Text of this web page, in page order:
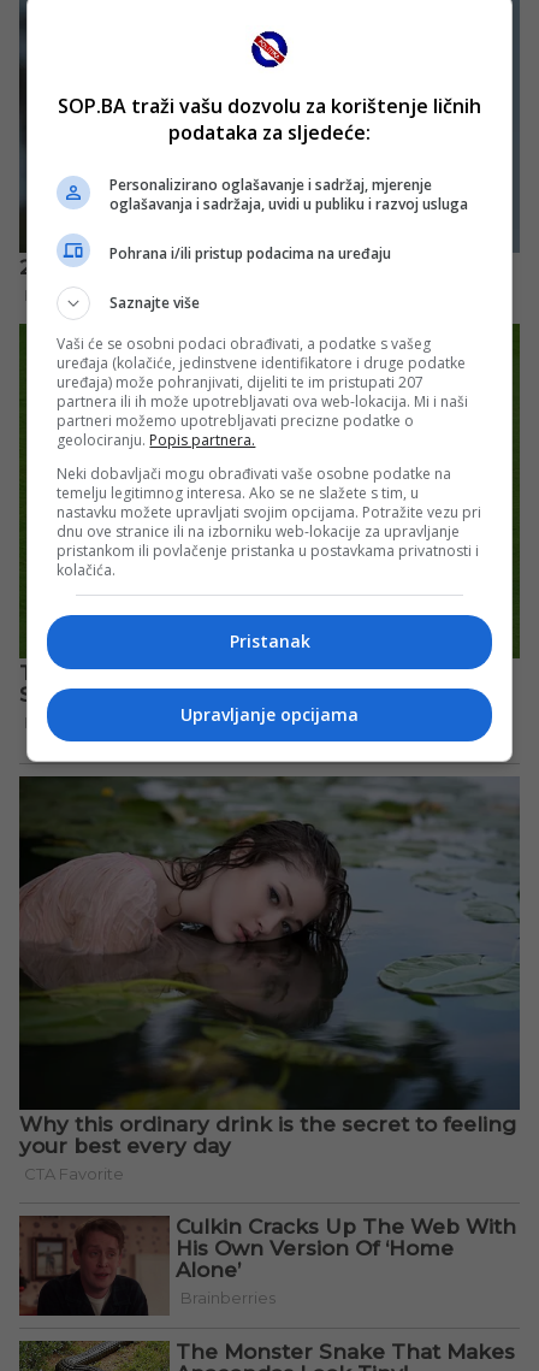
SOP.BA traži vašu dozvolu za korištenje ličnih
podataka za sljedeće:
Personalizirano oglašavanje i sadržaj, mjerenje
oglašavanja i sadržaja, uvidi u publiku i razvoj usluga
Pohrana i/ili pristup podacima na uređaju
Saznajte više
Vaši će se osobni podaci obrađivati, a podatke s vašeg
uređaja (kolačiće, jedinstvene identifikatore i druge podatke
uređaja) može pohranjivati, dijeliti te im pristupati 207
partnera ili ih može upotrebljavati ova web-lokacija. Mi i naši
partneri možemo upotrebljavati precizne podatke o
geolociranju. Popis partnera.
Neki dobavljači mogu obrađivati vaše osobne podatke na
temelju legitimnog interesa. Ako se ne slažete s tim, u
nastavku možete upravljati svojim opcijama. Potražite vezu pri
dnu ove stranice ili na izborniku web-lokacije za upravljanje
pristankom ili povlačenje pristanka u postavkama privatnosti i
kolačića.
Pristanak
Upravljanje opcijama